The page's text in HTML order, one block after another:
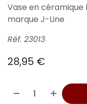
Vase en céramique
marque J-Line
Réf. 23013
28,95 €